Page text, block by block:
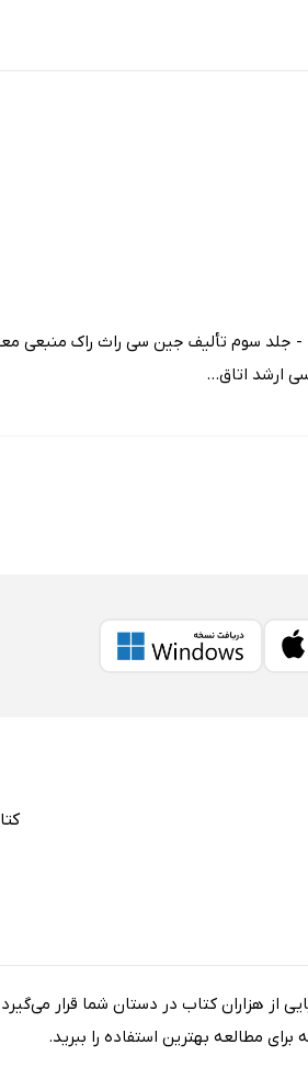
در عرصه‌ی جراحی و اتاق عمل، کتاب مراقبت از بیمار در جراحی الکساندر 2019 - جلد سوم تألیف جین سی راث
ارشد اتاق...
از هزاران کتاب در دستان شما قرار
مطالعه بهترین استفاده را ببرید.